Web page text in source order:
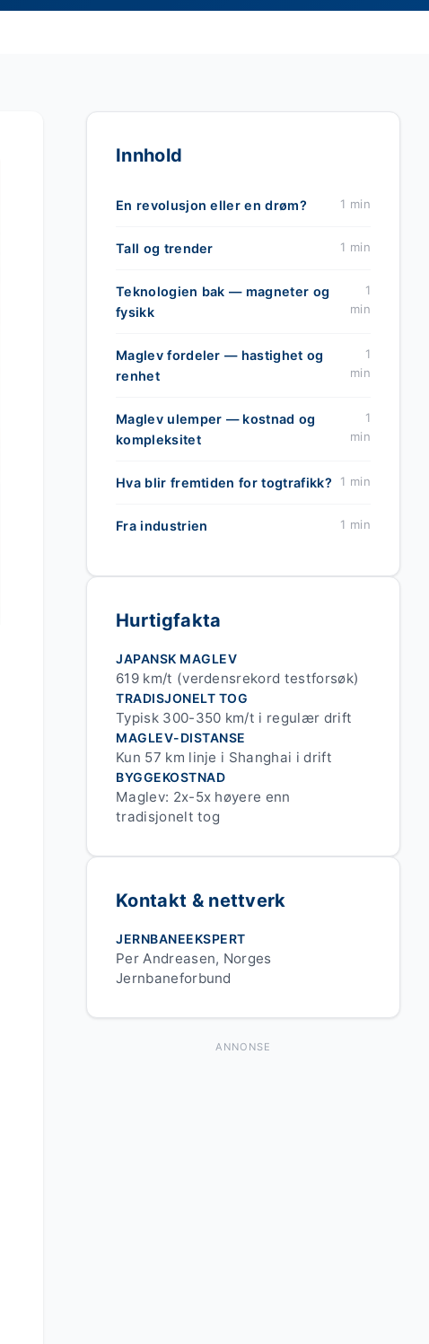
Innhold
En revolusjon eller en drøm? 1 min
Tall og trender 1 min
Teknologien bak — magneter og
fysikk
1
min
Maglev fordeler — hastighet og
renhet
1
min
Maglev ulemper — kostnad og
kompleksitet
1
min
Hva blir fremtiden for togtrafikk? 1 min
Fra industrien 1 min
Hurtigfakta
JAPANSK MAGLEV
619 km/t (verdensrekord testforsøk)
TRADISJONELT TOG
Typisk 300-350 km/t i regulær drift
MAGLEV-DISTANSE
Kun 57 km linje i Shanghai i drift
BYGGEKOSTNAD
Maglev: 2x-5x høyere enn
tradisjonelt tog
Kontakt & nettverk
JERNBANEEKSPERT
Per Andreasen, Norges
Jernbaneforbund
ANNONSE